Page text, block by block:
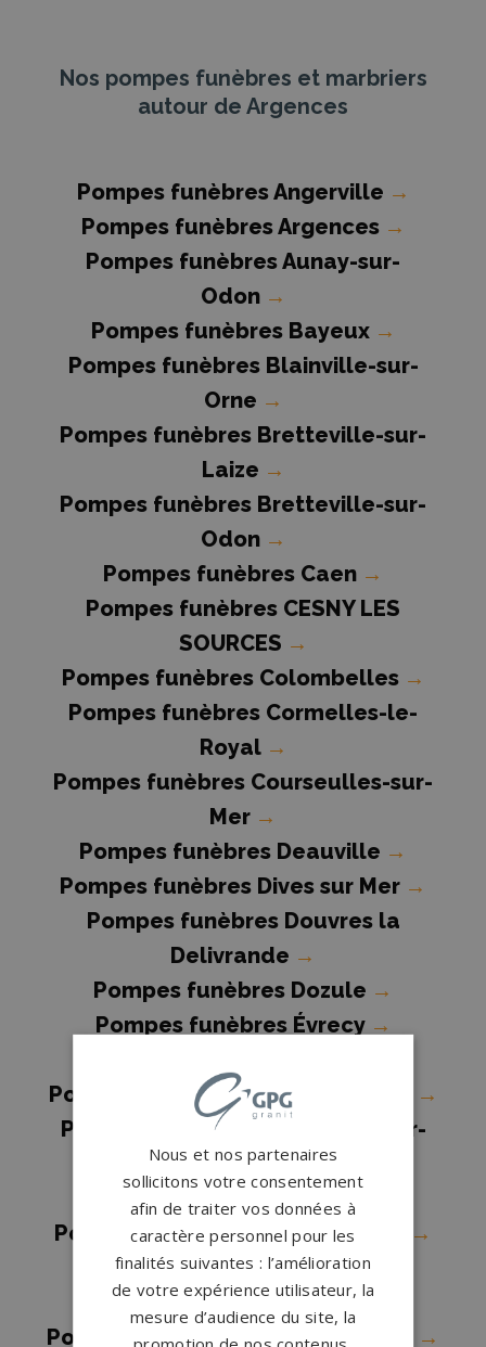
Nos pompes funèbres et marbriers
autour de Argences
Pompes funèbres Angerville →
Pompes funèbres Argences →
Pompes funèbres Aunay-sur-
Odon →
Pompes funèbres Bayeux →
Pompes funèbres Blainville-sur-
Orne →
Pompes funèbres Bretteville-sur-
Laize →
Pompes funèbres Bretteville-sur-
Odon →
Pompes funèbres Caen →
Pompes funèbres CESNY LES
SOURCES →
Pompes funèbres Colombelles →
Pompes funèbres Cormelles-le-
Royal →
Pompes funèbres Courseulles-sur-
Mer →
Pompes funèbres Deauville →
Pompes funèbres Dives sur Mer →
Pompes funèbres Douvres la
Delivrande →
Pompes funèbres Dozule →
Pompes funèbres Évrecy →
Pompes funèbres Fleury sur Orne
→
Pompes funèbres Gonneville-sur-
Honfleur→
Pompes funèbres Ifs
→
Pompes funèbres Isigny-sur-Mer
→
Pompes funèbres Lisieux
Pompes funèbres Livarot→
Pompes funèbres Mézidon-Canon
→
Nous et nos partenaires
sollicitons votre consentement
afin de traiter vos données à
caractère personnel pour les
finalités suivantes : l’amélioration
de votre expérience utilisateur, la
mesure d’audience du site, la